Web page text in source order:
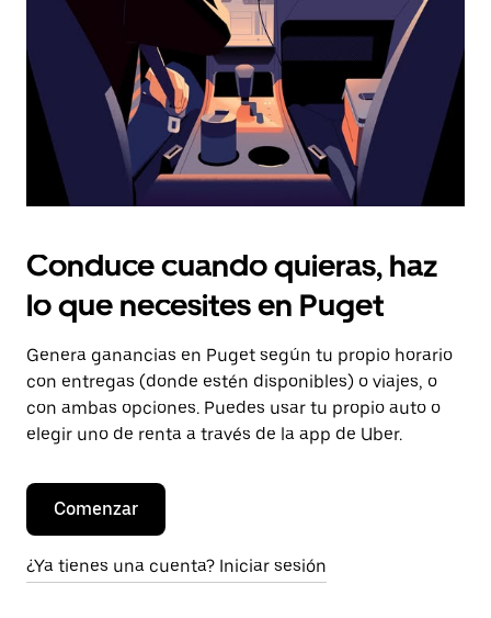
calendario.
Conduce cuando quieras, haz
lo que necesites en Puget
Genera ganancias en Puget según tu propio horario
con entregas (donde estén disponibles) o viajes, o
con ambas opciones. Puedes usar tu propio auto o
elegir uno de renta a través de la app de Uber.
Comenzar
¿Ya tienes una cuenta? Iniciar sesión